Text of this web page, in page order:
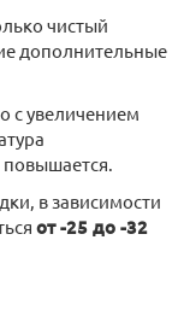
чистый
дополнительные
с увеличением
повышается.
в зависимости
от -25 до -32